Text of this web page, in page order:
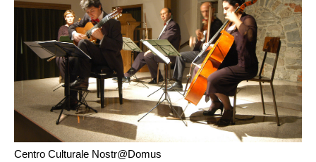
Centro Culturale Nostr@Domus